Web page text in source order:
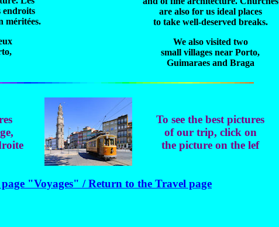
endroits
méritées.
are also for us ideal places
to take well-deserved breaks.
We also visited two
small villages near Porto,
Guimaraes and Braga
To see the best pictures
of our trip, click on
the picture on the lef
"Voyages" / Return to the Travel page